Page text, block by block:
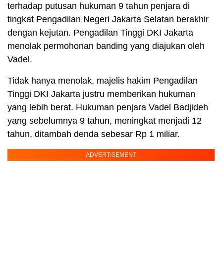
terhadap putusan hukuman 9 tahun penjara di
tingkat Pengadilan Negeri Jakarta Selatan berakhir
dengan kejutan. Pengadilan Tinggi DKI Jakarta
menolak permohonan banding yang diajukan oleh
Vadel.
Tidak hanya menolak, majelis hakim Pengadilan
Tinggi DKI Jakarta justru memberikan hukuman
yang lebih berat. Hukuman penjara Vadel Badjideh
yang sebelumnya 9 tahun, meningkat menjadi 12
tahun, ditambah denda sebesar Rp 1 miliar.
ADVERTISEMENT